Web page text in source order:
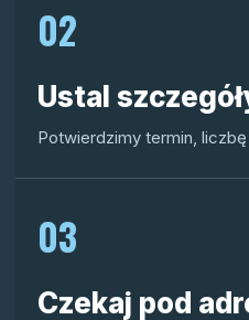
02
Ustal
Potwierdzimy termin,
03
Czekaj pod